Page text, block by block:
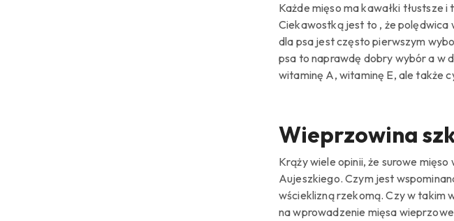
Każde mięso ma kawałki tłustsze
Ciekawostką jest to , że polędwica
dla psa jest często pierwszym
psa to naprawdę dobry wybór a w
witaminę A, witaminę E, ale także
Wieprzowina
Krąży wiele opinii, że surowe
Aujeszkiego. Czym jest
wścieklizną rzekomą. Czy w takim
na wprowadzenie mięsa